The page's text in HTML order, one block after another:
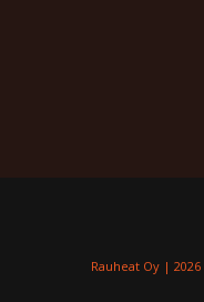
Rauheat Oy | 2026